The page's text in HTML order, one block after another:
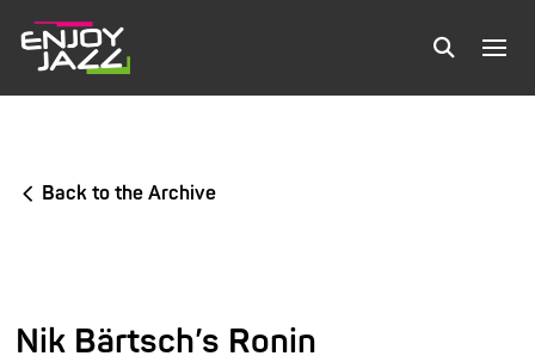
Back to the Archive
Nik Bärtsch’s Ronin